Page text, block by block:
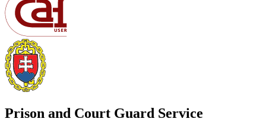
Prison and Court Guard Service